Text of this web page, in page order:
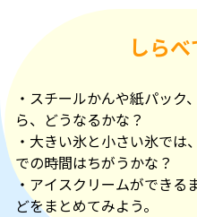
しら
・スチールかんや紙パック
ら、どうなるかな？
・大きい氷と小さい氷では
での時間はちがうかな？
・アイスクリームができる
どをまとめてみよう。